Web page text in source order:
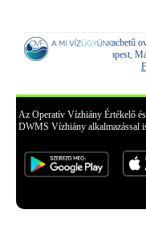
e-mail: dwms kukacbetű
telephely: 1012 Budapest,
Az Operatív Vízhiány Értékelő
DWMS Vízhiány alkalmazással